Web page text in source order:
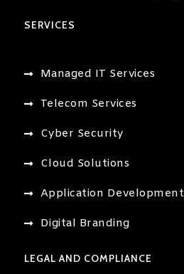
SERVICES
Managed IT Services
Telecom Services
Cyber Security
Cloud Solutions
Application Development
Digital Branding
LEGAL AND COMPLIANCE